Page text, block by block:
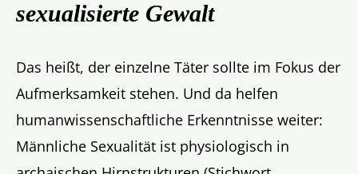
sexualisierte Gewalt
Das heißt, der einzelne Täter sollte im Fokus der
Aufmerksamkeit stehen. Und da helfen
humanwissenschaftliche Erkenntnisse weiter:
Männliche Sexualität ist physiologisch in